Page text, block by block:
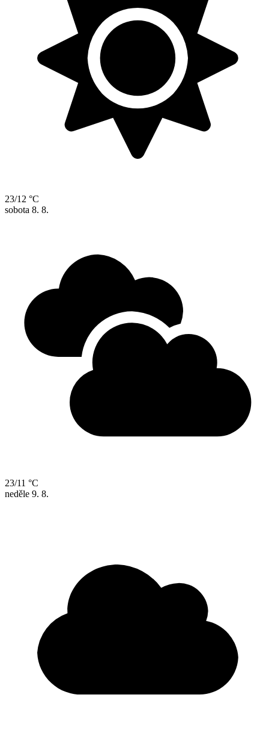
23/12 °C
sobota 8. 8.
23/11 °C
neděle 9. 8.